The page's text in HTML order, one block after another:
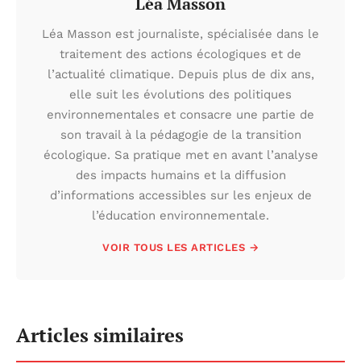
Léa Masson est journaliste, spécialisée dans le
traitement des actions écologiques et de
l’actualité climatique. Depuis plus de dix ans,
elle suit les évolutions des politiques
environnementales et consacre une partie de
son travail à la pédagogie de la transition
écologique. Sa pratique met en avant l’analyse
des impacts humains et la diffusion
d’informations accessibles sur les enjeux de
l’éducation environnementale.
VOIR TOUS LES ARTICLES →
Articles similaires